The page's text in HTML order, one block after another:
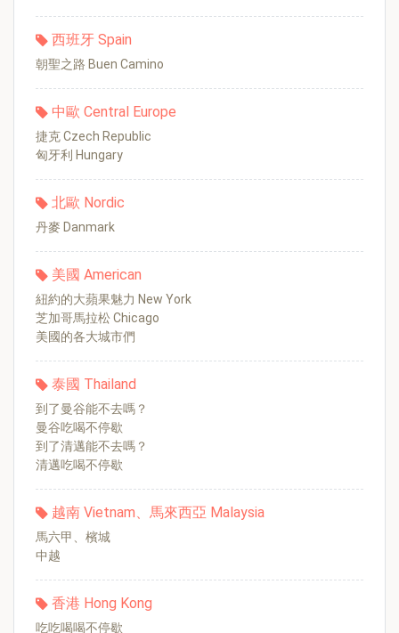
西班牙 Spain
朝聖之路 Buen Camino
中歐 Central Europe
捷克 Czech Republic
匈牙利 Hungary
北歐 Nordic
丹麥 Danmark
美國 American
紐約的大蘋果魅力 New York
芝加哥馬拉松 Chicago
美國的各大城市們
泰國 Thailand
到了曼谷能不去嗎？
曼谷吃喝不停歇
到了清邁能不去嗎？
清邁吃喝不停歇
越南 Vietnam、馬來西亞 Malaysia
馬六甲、檳城
中越
香港 Hong Kong
吃吃喝喝不停歇